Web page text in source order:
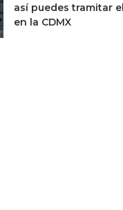
así puedes tramitar
en la CDMX